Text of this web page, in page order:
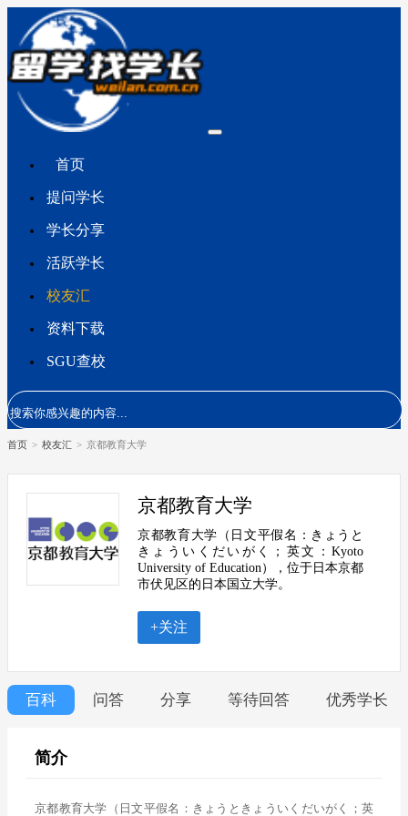
首页
提问学长
学长分享
活跃学长
校友汇
资料下载
SGU查校
首页 > 校友汇 > 京都教育大学
京都教育大学
京都教育大学（日文平假名：きょうと
きょういくだいがく；英文：Kyoto
University of Education），位于日本京都
市伏见区的日本国立大学。
+关注
百科 问答 分享 等待回答 优秀学长
简介
京都教育大学（日文平假名：きょうときょういくだいがく；英